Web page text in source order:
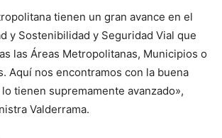
tienen un gran avance en el
y Sostenibilidad y Seguridad Vial que
las Áreas Metropolitanas, Municipios o
Aquí nos encontramos con la buena
tienen supremamente avanzado»,
Valderrama.